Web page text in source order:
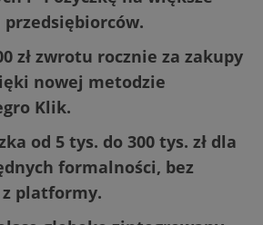
przedsiębiorców.
zł zwrotu rocznie za zakupy
nowej metodzie
Klik.
od 5 tys. do 300 tys. zł dla
formalności, bez
platformy.